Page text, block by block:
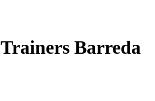
Trainers Barreda